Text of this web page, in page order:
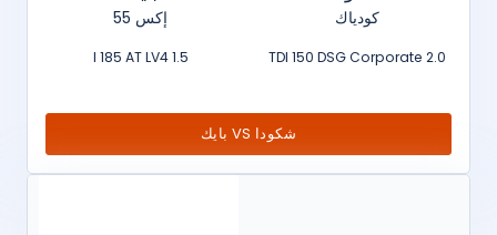
كودياك
2.0 TDI 150 DSG Corporate
إكس 55
1.5 l 185 AT LV4
شكودا VS بايك